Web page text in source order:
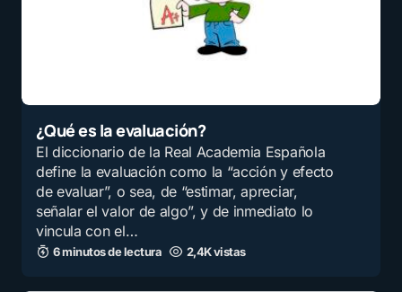
¿Qué es la evaluación?
El diccionario de la Real Academia Española
define la evaluación como la “acción y efecto
de evaluar”, o sea, de “estimar, apreciar,
señalar el valor de algo”, y de inmediato lo
vincula con el…
6 minutos de lectura 2,4K vistas